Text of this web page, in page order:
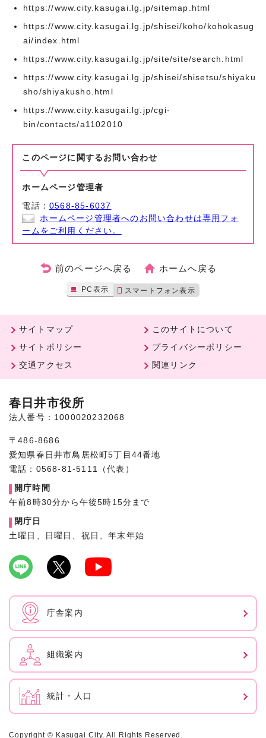
https://www.city.kasugai.lg.jp/sitemap.html
https://www.city.kasugai.lg.jp/shisei/koho/kohokasug
ai/index.html
https://www.city.kasugai.lg.jp/site/site/search.html
https://www.city.kasugai.lg.jp/shisei/shisetsu/shiyaku
sho/shiyakusho.html
https://www.city.kasugai.lg.jp/cgi-
bin/contacts/a1102010
このページに関する お問い合わせ
ホームページ管理者
電話：0568-85-6037
ホームページ管理者へのお問い合わせは専用フォ
ームをご利用ください。
前のページへ戻る ホームへ戻る
PC表示 スマートフォン表示
サイトマップ
このサイトについて
サイトポリシー
プライバシーポリシー
交通アクセス
関連リンク
春日井市役所
法人番号：1000020232068
〒486-8686
愛知県春日井市鳥居松町5丁目44番地
電話：0568-81-5111（代表）
開庁時間
午前8時30分から午後5時15分まで
閉庁日
土曜日、日曜日、祝日、年末年始
庁舎案内
組織案内
統計・人口
Copyright © Kasugai City. All Rights Reserved.